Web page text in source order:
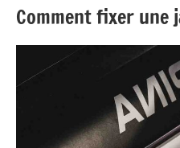
Comment fixer une